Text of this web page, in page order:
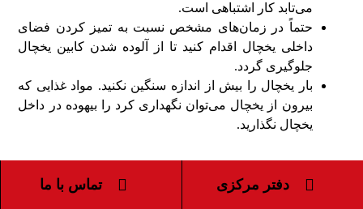
می‌تابد کار اشتباهی است.
حتماً در زمان‌های مشخص نسبت به تمیز کردن فضای
داخلی یخچال اقدام کنید تا از آلوده شدن کابین یخچال
جلوگیری گردد.
بار یخچال را بیش از اندازه سنگین نکنید. مواد غذایی که
بیرون از یخچال می‌توان نگهداری کرد را بیهوده در داخل
یخچال نگذارید.
دفتر مرکزی تماس با ما